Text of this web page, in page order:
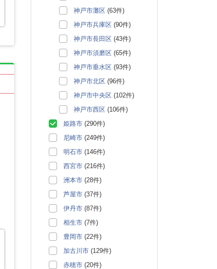
神戸市灘区 (63件)
神戸市兵庫区 (90件)
神戸市長田区 (43件)
神戸市須磨区 (65件)
神戸市垂水区 (93件)
神戸市北区 (96件)
神戸市中央区 (102件)
神戸市西区 (106件)
姫路市 (290件)
尼崎市 (249件)
明石市 (146件)
西宮市 (216件)
洲本市 (28件)
芦屋市 (37件)
伊丹市 (87件)
相生市 (7件)
豊岡市 (22件)
加古川市 (129件)
赤穂市 (20件)